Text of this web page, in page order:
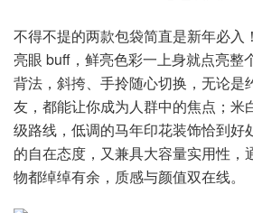
不得不提的两款包袋简直是新年必入
亮眼 buff，鲜亮色彩一上身就点亮整
背法，斜挎、手拎随心切换，无论是
友，都能让你成为人群中的焦点；米
级路线，低调的马年印花装饰恰到好
的自在态度，又兼具大容量实用性，
物都绰绰有余，质感与颜值双在线。